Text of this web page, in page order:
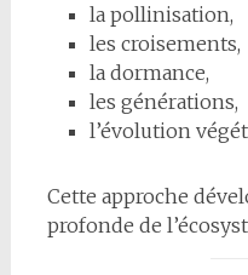
la pollinisation,
les croisements,
la dormance,
les générations,
l’évolution
Cette approche
profonde de